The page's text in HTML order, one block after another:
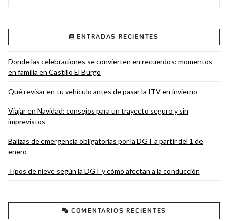
VIEW POST
ENTRADAS RECIENTES
Donde las celebraciones se convierten en recuerdos: momentos
en familia en Castillo El Burgo
Qué revisar en tu vehículo antes de pasar la ITV en invierno
Viajar en Navidad: consejos para un trayecto seguro y sin
imprevistos
Balizas de emergencia obligatorias por la DGT a partir del 1 de
enero
Tipos de nieve según la DGT y cómo afectan a la conducción
COMENTARIOS RECIENTES